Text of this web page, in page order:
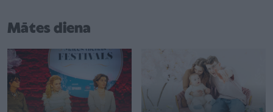
Mātes diena